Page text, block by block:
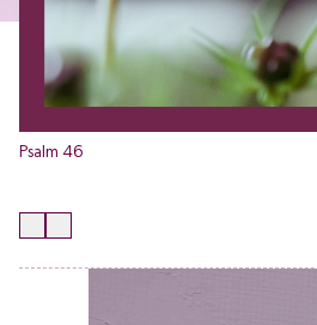
Psalm 46